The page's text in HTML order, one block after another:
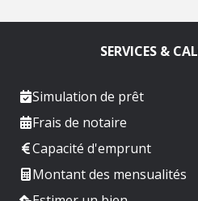
SERVICES &
Simulation de prêt
Frais de notaire
Capacité d'emprunt
Montant des mensualités